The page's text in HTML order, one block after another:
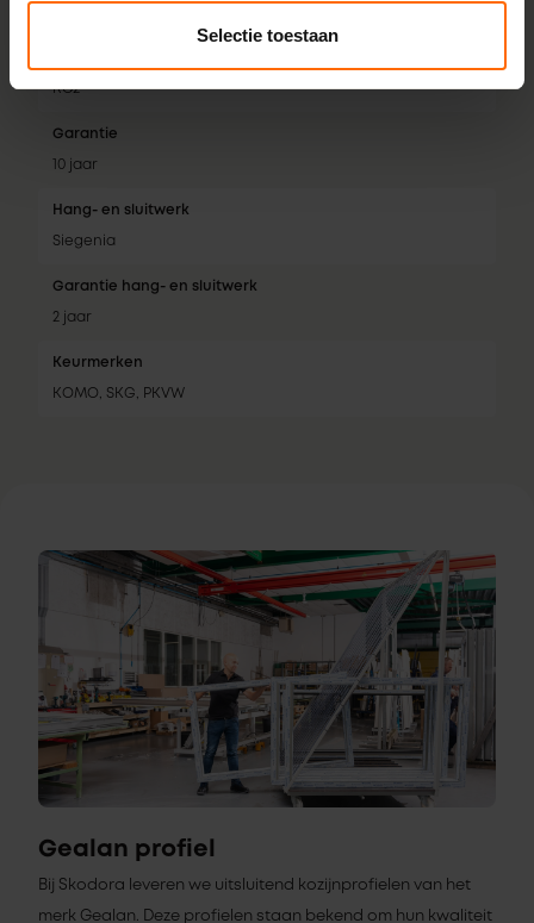
Selectie toestaan
RC2
Garantie
10 jaar
Hang- en sluitwerk
Siegenia
Garantie hang- en sluitwerk
2 jaar
Keurmerken
KOMO, SKG, PKVW
Gealan profiel
Bij Skodora leveren we uitsluitend kozijnprofielen van het
merk Gealan. Deze profielen staan bekend om hun kwaliteit